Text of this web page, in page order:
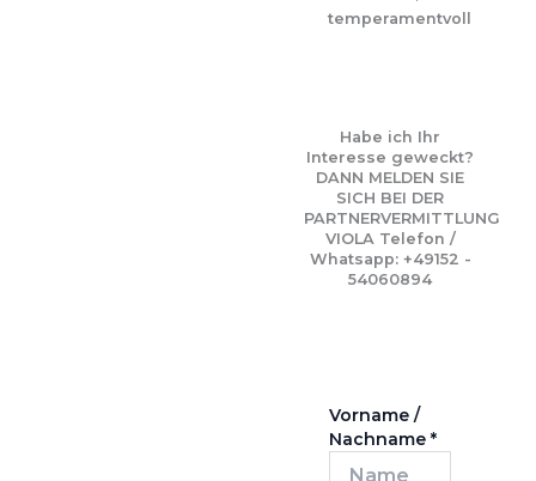
temperamentvoll
Habe ich Ihr
Interesse geweckt?
DANN MELDEN SIE
SICH BEI DER
PARTNERVERMITTLUNG
VIOLA Telefon /
Whatsapp: +49152 -
54060894
Vorname /
Nachname *